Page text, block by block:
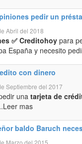
pedir un
Abril del 2018
✅ Creditohoy para
España y necesito
con dinero
Septiembre del 2017
una tarjeta de
mas
baldo Baruch
Marzo del 2015